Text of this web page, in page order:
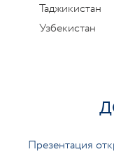
Таджикистан
Узбекистан
Презентация